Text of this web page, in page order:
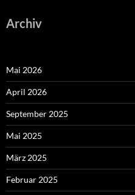
Archiv
Mai 2026
April 2026
September 2025
Mai 2025
März 2025
Februar 2025